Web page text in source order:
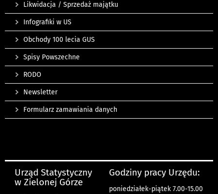
Likwidacja / Sprzedaż majątku
Infografiki w US
Obchody 100 lecia GUS
Spisy Powszechne
RODO
Newsletter
Formularz zamawiania danych
Urząd Statystyczny
w Zielonej Górze
Godziny pracy Urzędu:
poniedziałek-piątek 7.00-15.00